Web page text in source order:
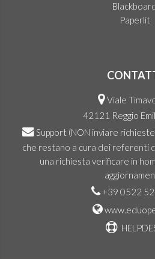
Paperlit
Viale
42121 Reggio
Support (NON inviare
che restano a cura dei referenti
una richiesta verificare in
+39 0522